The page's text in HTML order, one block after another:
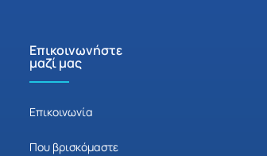
Επικοινωνήστε
μαζί μας
Επικοινωνία
Που βρισκόμαστε